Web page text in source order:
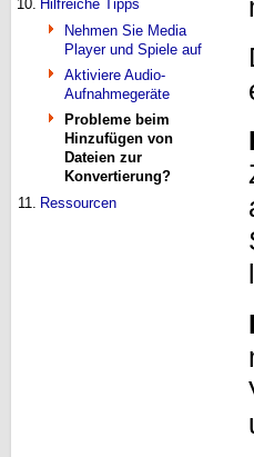
10. Hilfreiche Tipps
Nehmen Sie Media
Player und Spiele auf
Aktiviere Audio-
Aufnahmegeräte
Probleme beim
Hinzufügen von
Dateien zur
Konvertierung?
11. Ressourcen